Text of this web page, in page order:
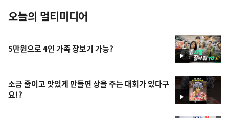
오늘의 멀티미디어
영
상
5만원으로 4인 가족 장보기 가능?
영
상
소금 줄이고 맛있게 만들면 상을 주는 대회가 있다구
요!?